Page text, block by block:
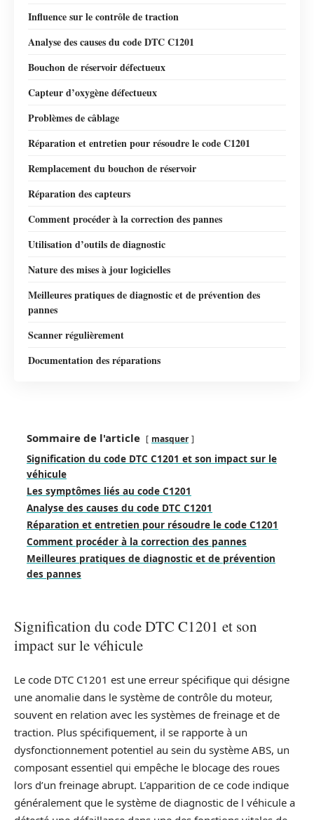
Influence sur le contrôle de traction
Analyse des causes du code DTC C1201
Bouchon de réservoir défectueux
Capteur d’oxygène défectueux
Problèmes de câblage
Réparation et entretien pour résoudre le code C1201
Remplacement du bouchon de réservoir
Réparation des capteurs
Comment procéder à la correction des pannes
Utilisation d’outils de diagnostic
Nature des mises à jour logicielles
Meilleures pratiques de diagnostic et de prévention des
pannes
Scanner régulièrement
Documentation des réparations
Sommaire de l'article masquer
Signification du code DTC C1201 et son impact sur le
véhicule
Les symptômes liés au code C1201
Analyse des causes du code DTC C1201
Réparation et entretien pour résoudre le code C1201
Comment procéder à la correction des pannes
Meilleures pratiques de diagnostic et de prévention
des pannes
Signification du code DTC C1201 et son
impact sur le véhicule
Le code DTC C1201 est une erreur spécifique qui désigne
une anomalie dans le système de contrôle du moteur,
souvent en relation avec les systèmes de freinage et de
traction. Plus spécifiquement, il se rapporte à un
dysfonctionnement potentiel au sein du système ABS, un
composant essentiel qui empêche le blocage des roues
lors d’un freinage abrupt. L’apparition de ce code indique
généralement que le système de diagnostic de l véhicule a